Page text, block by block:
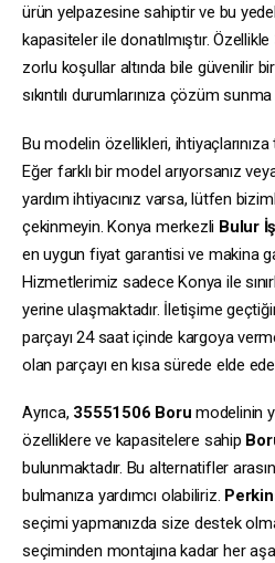
ürün yelpazesine sahiptir ve bu
kapasiteler ile donatılmıştır. Özellikle
zorlu koşullar altında bile güvenilir
sıkıntılı durumlarınıza çözüm
Bu modelin özellikleri,
Eğer farklı bir model arıyorsanız
yardım ihtiyacınız varsa, lütfen
çekinmeyin. Konya merkezli Bulur
en uygun fiyat garantisi ve makina
Hizmetlerimiz sadece Konya ile
yerine ulaşmaktadır. İletişime
parçayı 24 saat içinde kargoya
olan parçayı en kısa sürede elde
Ayrıca, 35551506 Boru modelinin
özelliklere ve kapasitelere sahip
bulunmaktadır. Bu alternatifler
bulmanıza yardımcı olabiliriz.
seçimi yapmanızda size destek
seçiminden montajına kadar her